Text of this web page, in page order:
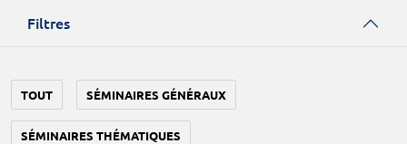
Filtres
TOUT SÉMINAIRES GÉNÉRAUX
SÉMINAIRES THÉMATIQUES